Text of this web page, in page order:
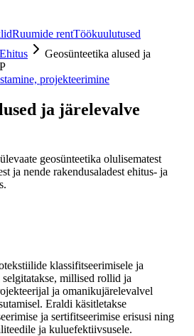
Ruumide rentTöökuulutused
Ehitus
Geosünteetika alused ja
projekteerimine
ja järelevalve
geosünteetika olulisematest
ja nende rakendusaladest ehitus- ja
klassifitseerimisele ja
selgitatakse, millised rollid ja
ja omanikujärelevalvel
Eraldi käsitletakse
ja sertifitseerimise erisusi ning
ja kuluefektiivsusele.